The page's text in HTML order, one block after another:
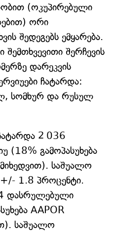
(ოკუპირებული
ორი
შედეგებს ემყარება.
შემთხვევითი შერჩევის
დარეკვის
ჩატარდა:
სომხურ და რუსულ
2 036
(18% გამოპასუხება
საშუალო
1.8 პროცენტი.
დასრულებული
AAPOR
საშუალო